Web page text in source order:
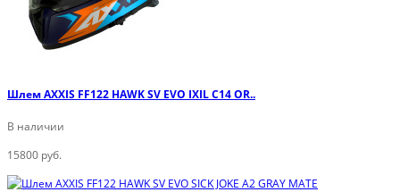
Шлем AXXIS FF122 HAWK SV EVO IXIL C14 OR..
В наличии
15800 руб.